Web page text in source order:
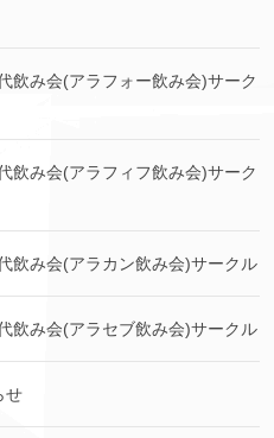
飲み会(アラフォー飲み会)サーク
飲み会(アラフィフ飲み会)サーク
飲み会(アラカン飲み会)サークル
飲み会(アラセブ飲み会)サークル
せ